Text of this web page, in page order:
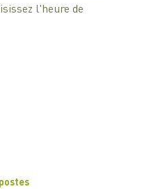
l'heure de